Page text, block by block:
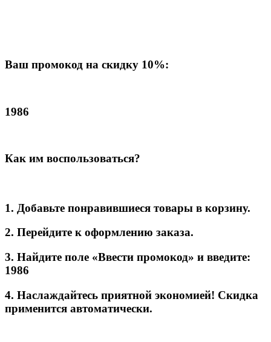
Ваш промокод на скидку 10%:
1986
Как им воспользоваться?
1. Добавьте понравившиеся товары в корзину.
2. Перейдите к оформлению заказа.
3. Найдите поле «Ввести промокод» и введите:
1986
4. Наслаждайтесь приятной экономией! Скидка
применится автоматически.